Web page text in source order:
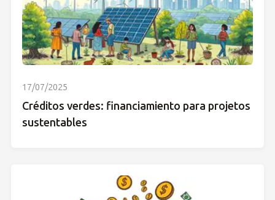
17/07/2025
Créditos verdes: financiamiento para projetos
sustentables